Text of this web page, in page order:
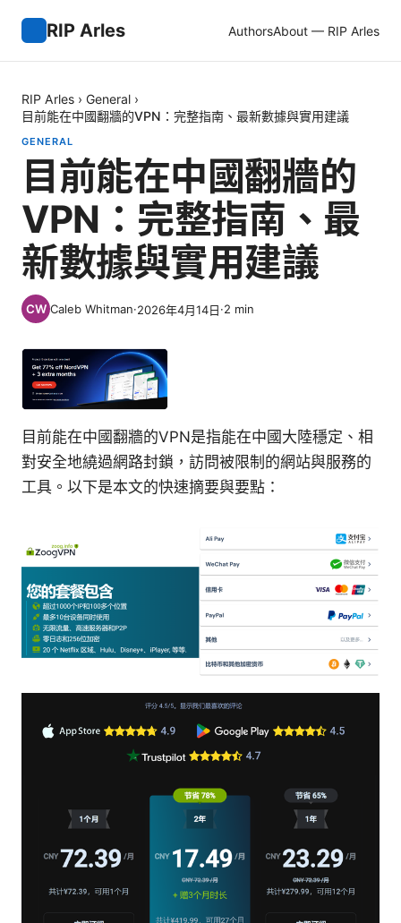
RIP Arles AuthorsAbout — RIP Arles
RIP Arles › General ›
目前能在中國翻牆的VPN：完整指南、最新數據與實用建議
GENERAL
目前能在中國翻牆的
VPN：完整指南、最
新數據與實用建議
Caleb Whitman·2026年4月14日·2 min
目前能在中國翻牆的VPN是指能在中國大陸穩定、相
對安全地繞過網路封鎖，訪問被限制的網站與服務的
工具。以下是本文的快速摘要與要點：